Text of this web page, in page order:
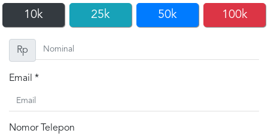
10k 25k 50k 100k
Rp
Email *
Nomor Telepon